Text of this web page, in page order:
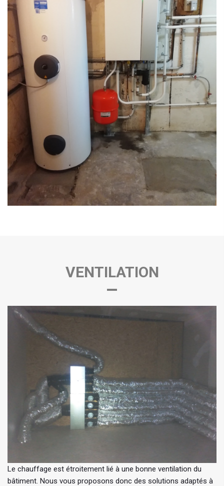
VENTILATION
Le chauffage est étroitement lié à une bonne ventilation du
bâtiment. Nous vous proposons donc des solutions adaptés à